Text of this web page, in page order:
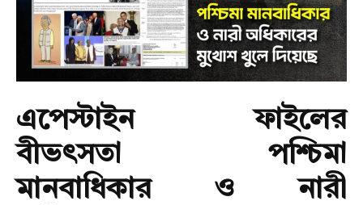
এপেস্টাইন ফাইলের
বীভৎসতা পশ্চিমা
মানবাধিকার ও নারী